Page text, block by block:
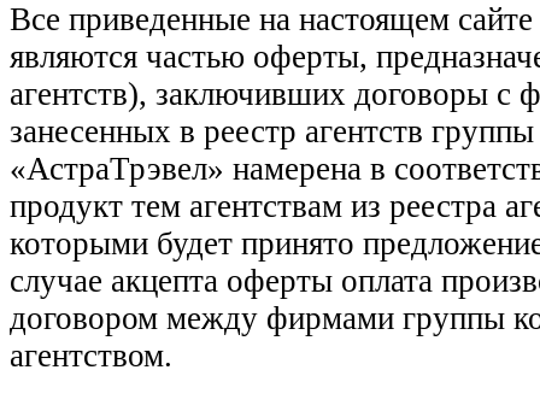
Все приведенные на настоящем
являются частью оферты,
агентств), заключивших договоры
занесенных в реестр агентств
«АстраТрэвел» намерена в
продукт тем агентствам из реестра
которыми будет принято
случае акцепта оферты оплата
договором между фирмами группы
агентством.